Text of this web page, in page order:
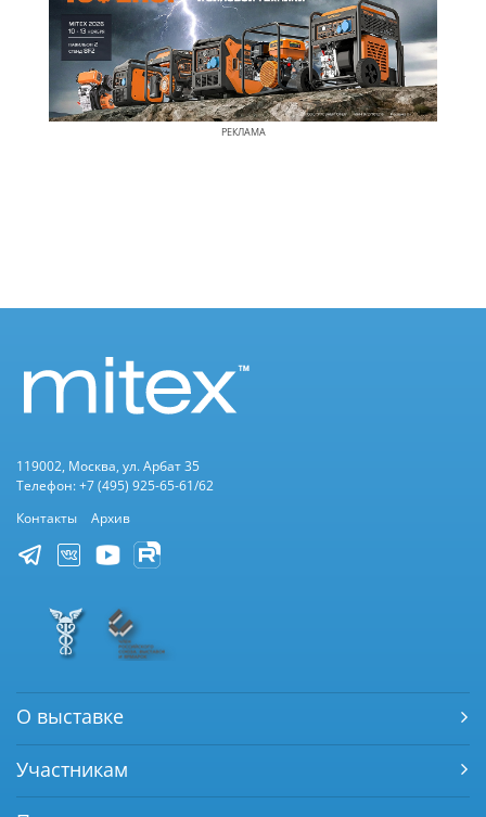
РЕКЛАМА
119002, Москва, ул. Арбат 35
Телефон: +7 (495) 925-65-61/62
Контакты
Архив
О выставке
Участникам